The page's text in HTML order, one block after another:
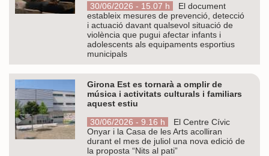
30/06/2026 - 15.07 h
El document
estableix mesures de prevenció, detecció
i actuació davant qualsevol situació de
violència que pugui afectar infants i
adolescents als equipaments esportius
municipals
Girona Est es tornarà a omplir de
música i activitats culturals i familiars
aquest estiu
30/06/2026 - 9.16 h
El Centre Cívic
Onyar i la Casa de les Arts acolliran
durant el mes de juliol una nova edició de
la proposta “Nits al pati”